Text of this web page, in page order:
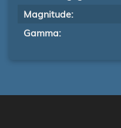
Magnitude:
Gamma: